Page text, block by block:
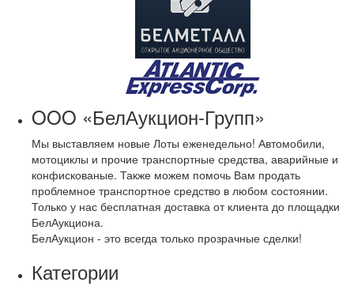
OOO «БелАукцион-Групп»
Мы выставляем новые Лоты еженедельно! Автомобили,
мотоциклы и прочие транспортные средства, аварийные и
конфискованые. Также можем помочь Вам продать
проблемное транспортное средство в любом состоянии.
Только у нас бесплатная доставка от клиента до площадки
БелАукциона.
БелАукцион - это всегда только прозрачные сделки!
Категории